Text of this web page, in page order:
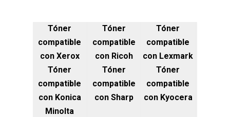
Tóner
compatible
con Xerox
Tóner
compatible
con Ricoh
Tóner
compatible
con Lexmark
Tóner
compatible
con Konica
Minolta
Tóner
compatible
con Sharp
Tóner
compatible
con Kyocera